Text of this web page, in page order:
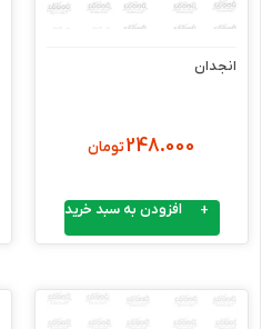
انجدان
248.000تومان
افزودن به سبد خرید